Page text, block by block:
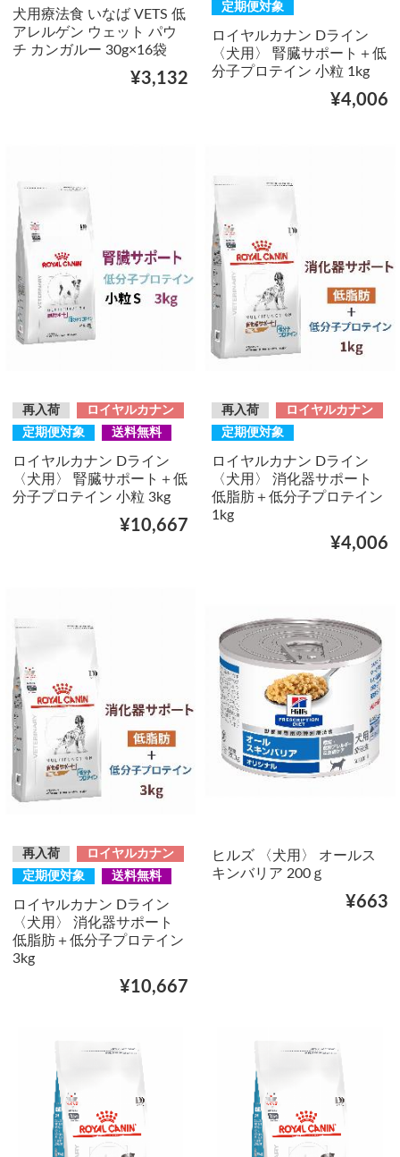
犬用療法食 いなば VETS 低
アレルゲン ウェット パウ
チ カンガルー 30g×16袋
¥3,132
定期便対象
ロイヤルカナン Dライン
〈犬用〉 腎臓サポート＋低
分子プロテイン 小粒 1kg
¥4,006
再入荷
ロイヤルカナン
定期便対象
送料無料
ロイヤルカナン Dライン
〈犬用〉 腎臓サポート＋低
分子プロテイン 小粒 3kg
¥10,667
再入荷
ロイヤルカナン
定期便対象
ロイヤルカナン Dライン
〈犬用〉 消化器サポート
低脂肪＋低分子プロテイン
1kg
¥4,006
再入荷
ロイヤルカナン
定期便対象
送料無料
ロイヤルカナン Dライン
〈犬用〉 消化器サポート
低脂肪＋低分子プロテイン
3kg
¥10,667
ヒルズ 〈犬用〉 オールス
キンバリア 200ｇ
¥663